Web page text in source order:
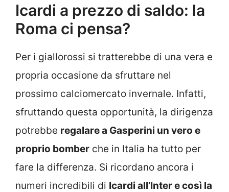
Icardi a prezzo di saldo: la
Roma ci pensa?
Per i giallorossi si tratterebbe di una vera e
propria occasione da sfruttare nel
prossimo calciomercato invernale. Infatti,
sfruttando questa opportunità, la dirigenza
potrebbe regalare a Gasperini un vero e
proprio bomber che in Italia ha tutto per
fare la differenza. Si ricordano ancora i
numeri incredibili di Icardi all’Inter e così la